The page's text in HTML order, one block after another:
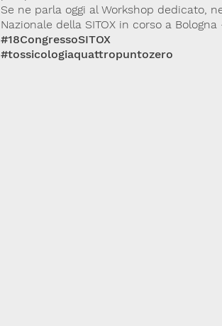
Se ne parla oggi al Workshop dedicato,
Nazionale della SITOX in corso a
#18CongressoSITOX
#tossicologiaquattropuntozero